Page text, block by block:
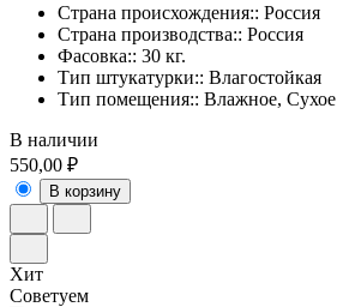
Страна происхождения:: Россия
Страна производства:: Россия
Фасовка:: 30 кг.
Тип штукатурки:: Влагостойкая
Тип помещения:: Влажное, Сухое
В наличии
550,00 ₽
В корзину
Хит
Советуем